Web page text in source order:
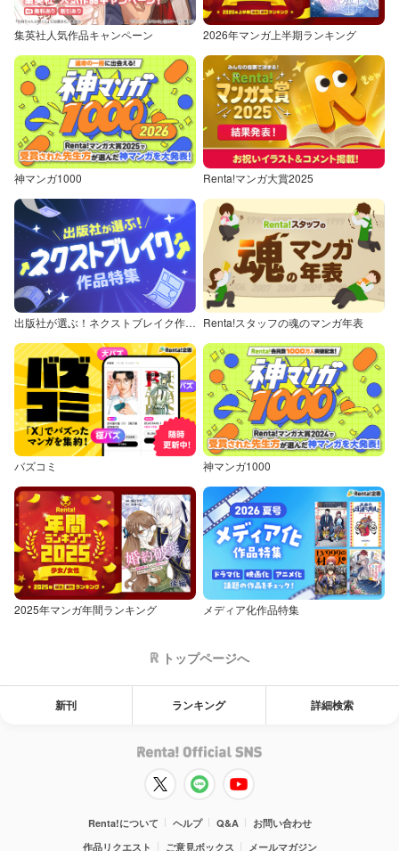
集英社人気作品キャンペーン 2026年マンガ上半期ランキング
神マンガ1000 Renta!マンガ大賞2025
出版社が選ぶ！ネクストブレイク作品特集 Renta!スタッフの魂のマンガ年表
バズコミ 神マンガ1000
2025年マンガ年間ランキング メディア化作品特集
トップページへ
新刊 ランキング 詳細検索
Renta!について ヘルプ Q&A
お問い合わせ
作品リクエスト
ご意見ボックス メールマガジン